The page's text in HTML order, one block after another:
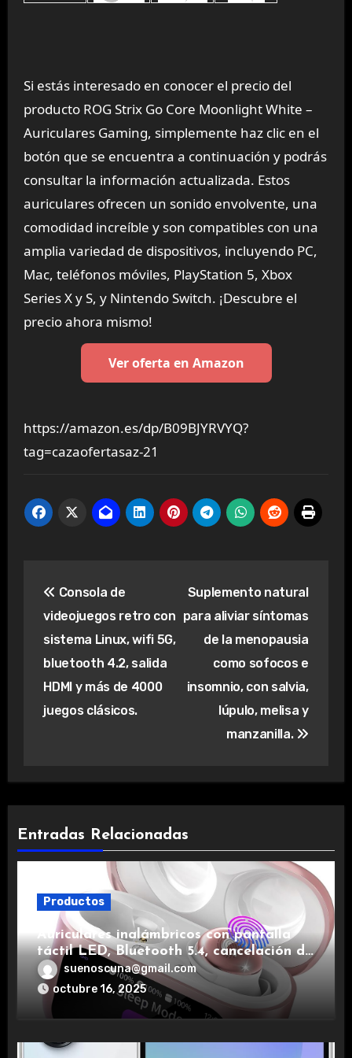
Si estás interesado en conocer el precio del
producto ROG Strix Go Core Moonlight White –
Auriculares Gaming, simplemente haz clic en el
botón que se encuentra a continuación y podrás
consultar la información actualizada. Estos
auriculares ofrecen un sonido envolvente, una
comodidad increíble y son compatibles con una
amplia variedad de dispositivos, incluyendo PC,
Mac, teléfonos móviles, PlayStation 5, Xbox
Series X y S, y Nintendo Switch. ¡Descubre el
precio ahora mismo!
Ver oferta en Amazon
https://amazon.es/dp/B09BJYRVYQ?
tag=cazaofertasaz-21
de
entradas
Consola de
videojuegos retro con
sistema Linux, wifi 5G,
bluetooth 4.2, salida
HDMI y más de 4000
juegos clásicos.
Suplemento natural
para aliviar síntomas
de la menopausia
como sofocos e
insomnio, con salvia,
lúpulo, melisa y
manzanilla.
Entradas Relacionadas
Productos
Auriculares inalámbricos con pantalla
táctil LED, Bluetooth 5.4, cancelación de
ruido, impermeables y de larga duración.
suenoscuna@gmail.com
octubre 16, 2025